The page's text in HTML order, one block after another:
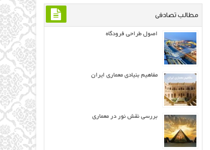
مطالب تصادفی
اصول طراحی فرودگاه
مفاهيم بنيادي معماري ايران
بررسی نقش نور در معماری